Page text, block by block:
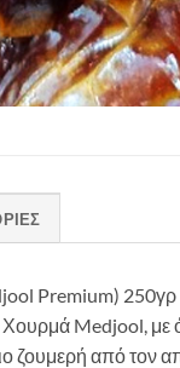
Premium)
Medjool, με
ζουμερή από